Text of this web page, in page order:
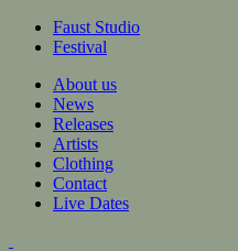
Faust Studio
Festival
About us
News
Releases
Artists
Clothing
Contact
Live Dates